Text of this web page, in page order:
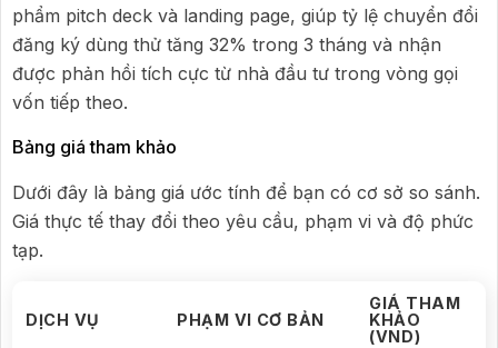
phẩm pitch deck và landing page, giúp tỷ lệ chuyển đổi
đăng ký dùng thử tăng 32% trong 3 tháng và nhận
được phản hồi tích cực từ nhà đầu tư trong vòng gọi
vốn tiếp theo.
Bảng giá tham khảo
Dưới đây là bảng giá ước tính để bạn có cơ sở so sánh.
Giá thực tế thay đổi theo yêu cầu, phạm vi và độ phức
tạp.
DỊCH VỤ PHẠM VI CƠ BẢN
GIÁ THAM
KHẢO
(VND)